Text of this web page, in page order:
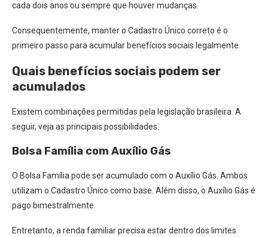
cada dois anos ou sempre que houver mudanças.
Consequentemente, manter o Cadastro Único correto é o
primeiro passo para acumular benefícios sociais legalmente.
Quais benefícios sociais podem ser
acumulados
Existem combinações permitidas pela legislação brasileira. A
seguir, veja as principais possibilidades.
Bolsa Família com Auxílio Gás
O Bolsa Família pode ser acumulado com o Auxílio Gás. Ambos
utilizam o Cadastro Único como base. Além disso, o Auxílio Gás é
pago bimestralmente.
Entretanto, a renda familiar precisa estar dentro dos limites